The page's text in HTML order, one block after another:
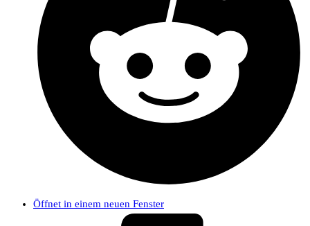
Öffnet in einem neuen Fenster